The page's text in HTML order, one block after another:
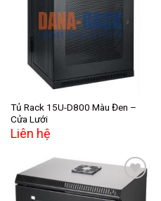
Add to
wishlist
Tủ Rack 15U-D800 Màu Đen –
Cửa Lưới
Liên hệ